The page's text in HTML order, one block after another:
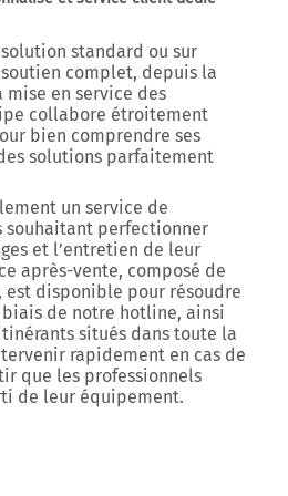
standard ou sur
soutien complet, depuis la
mise en service des
collabore étroitement
bien comprendre ses
solutions parfaitement
un service de
perfectionner
et l’entretien de leur
après-vente, composé de
disponible pour résoudre
de notre hotline, ainsi
situés dans toute la
rapidement en cas de
que les professionnels
de leur équipement.